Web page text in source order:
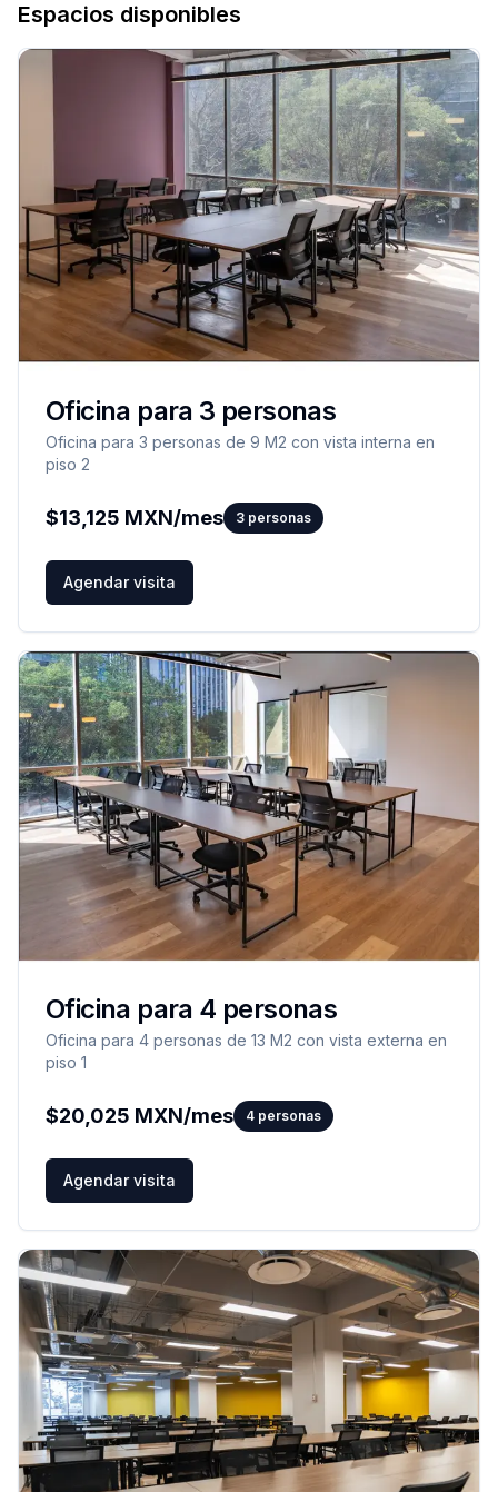
Espacios disponibles
Oficina para 3 personas
Oficina para 3 personas de 9 M2 con vista interna en
piso 2
$13,125 MXN/mes 3 personas
Agendar visita
Oficina para 4 personas
Oficina para 4 personas de 13 M2 con vista externa en
piso 1
$20,025 MXN/mes 4 personas
Agendar visita